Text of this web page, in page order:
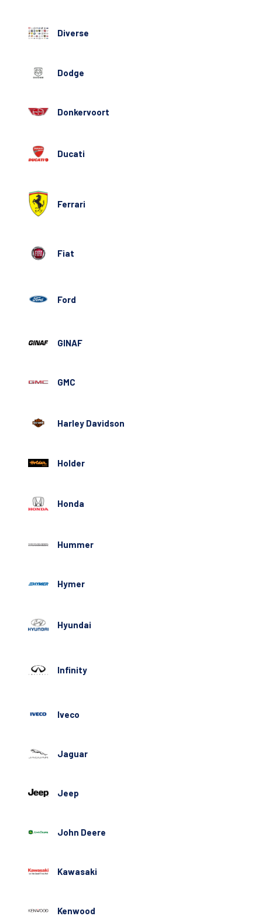
Diverse
Dodge
Donkervoort
Ducati
Ferrari
Fiat
Ford
GINAF
GMC
Harley Davidson
Holder
Honda
Hummer
Hymer
Hyundai
Infinity
Iveco
Jaguar
Jeep
John Deere
Kawasaki
Kenwood